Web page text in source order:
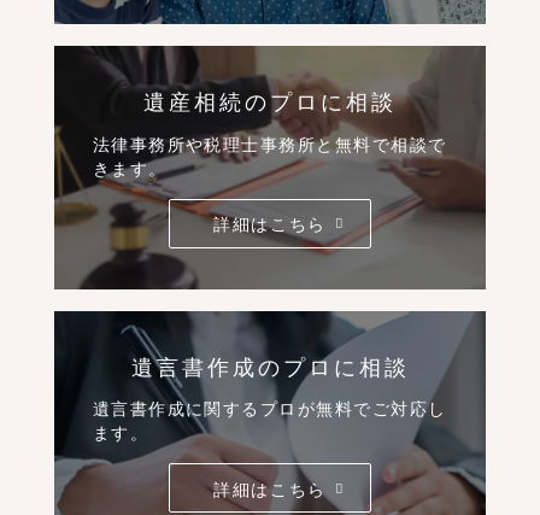
遺産相続のプロに相談
法律事務所や税理士事務所と無料で相談で
きます。
詳細はこちら
遺言書作成のプロに相談
遺言書作成に関するプロが無料でご対応し
ます。
詳細はこちら